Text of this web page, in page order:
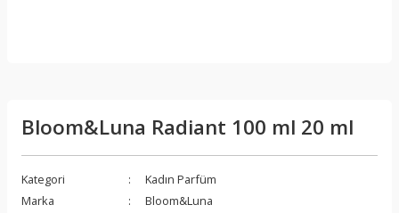
Bloom&Luna Radiant 100 ml 20 ml
Kategori
Kadın Parfüm
Marka
Bloom&Luna